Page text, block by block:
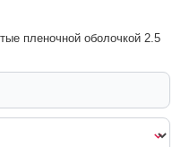
пленочной оболочкой 2.5